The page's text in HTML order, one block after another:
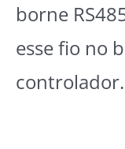
borne
esse fio no
controlador.